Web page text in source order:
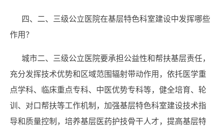
四、二、三级公立医院在基层特色科室建设中发挥哪些
作用？
城市二、三级公立医院要承担公益性和帮扶基层责任，
充分发挥技术优势和区域范围辐射带动作用，依托医学重
点学科、临床重点专科、中医优势专科等，健全培育、轮
训、对口帮扶等工作机制，加强基层特色科室建设技术指
导和质量控制，培养基层医药护技骨干人才，提高基层特